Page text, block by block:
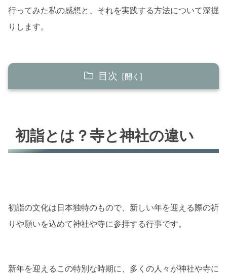
行ってみた私の感想と、それを実践する方法について深掘
りします。
目次
寺と神社の基本的な違い
初詣に寺はおかしいの実体験
初詣とは？寺と神社の違い
初詣の文化は日本独特のもので、新しい年を迎える際の祈
りや願いを込めて神社や寺に参拝する行事です。
新年を迎えるこの特別な時期に、多くの人々が神社や寺に